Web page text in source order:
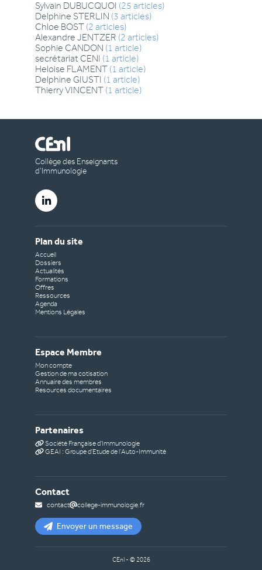
Sylvain DUBUCQUOI (25 articles)
Delphine STERLIN (3 articles)
Chloe BOST (2 articles)
Alexandre JENTZER (2 articles)
Sophie CANDON (1 article)
secrétariat CENI (1 article)
Heloise FLAMENT (1 article)
Delphine GIUSTI (1 article)
ThierryVINCENT (1 article)
Collège des Enseignants
d’Immunologie
Plan du site
Accueil
Dossiers
Actualités
Formations
Offres
Ressources
Agenda
Mentions Légales
Espace Membre
Mon compte
Gestion de ma cotisation
Annuaire des membres
Resources documentaires
Partenaires
Société Française d'Immunologie
GEAI : Groupe d'Etude de l'Auto-Immunité
Contact
contact college-immunologie.fr
Envoyer un message
CEnI - ©2026